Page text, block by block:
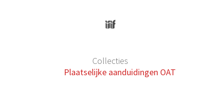
Collecties
Plaatselijke aanduidingen OAT